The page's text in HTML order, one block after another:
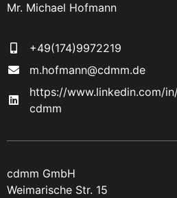
Mr. Michael Hofmann
+49(174)9972219
m.hofmann@cdmm.de
https://www.linkedin.com/
cdmm
cdmm GmbH
Weimarische Str. 15